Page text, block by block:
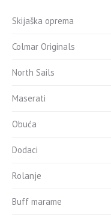
Skijaška oprema
Colmar Originals
North Sails
Maserati
Obuća
Dodaci
Rolanje
Buff marame